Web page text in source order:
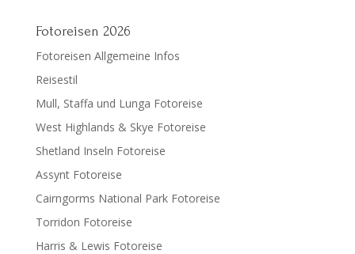
Fotoreisen 2026
Fotoreisen Allgemeine Infos
Reisestil
Mull, Staffa und Lunga Fotoreise
West Highlands & Skye Fotoreise
Shetland Inseln Fotoreise
Assynt Fotoreise
Cairngorms National Park Fotoreise
Torridon Fotoreise
Harris & Lewis Fotoreise